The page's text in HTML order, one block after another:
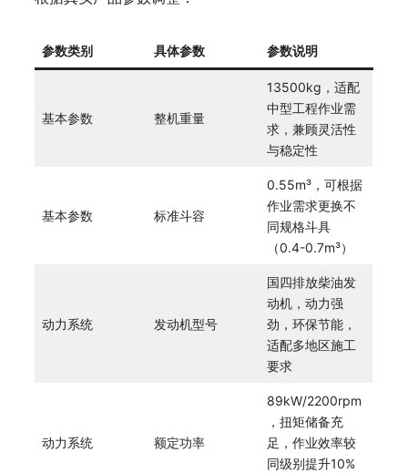
参数类别 具体参数 参数说明
基本参数 整机重量
13500kg，适配
中型工程作业需
求，兼顾灵活性
与稳定性
基本参数 标准斗容
0.55m³，可根据
作业需求更换不
同规格斗具
（0.4-0.7m³）
动力系统 发动机型号
国四排放柴油发
动机，动力强
劲，环保节能，
适配多地区施工
要求
动力系统 额定功率
89kW/2200rpm
，扭矩储备充
足，作业效率较
同级别提升10%